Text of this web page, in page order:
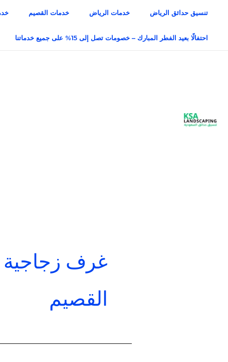
المحتوى
تنسيق حدائق الرياض خدمات الرياض خدمات القصيم
احتفالًا بعيد الفطر المبارك – خصومات تصل إلى 15% على جميع خدماتنا
غرف زجاجية
القصيم